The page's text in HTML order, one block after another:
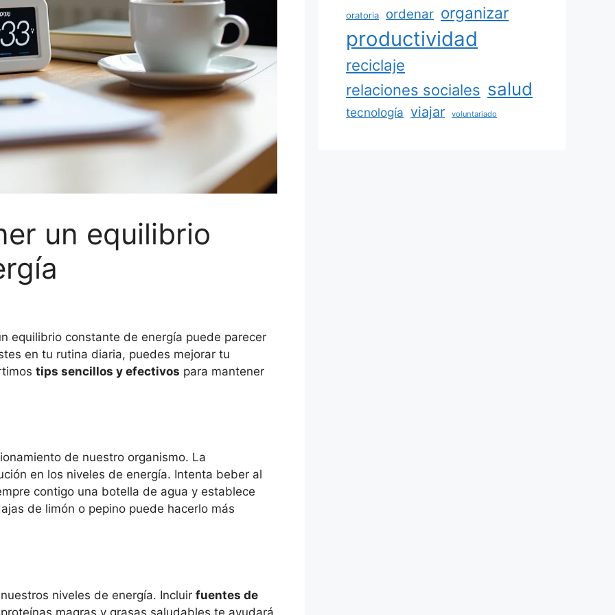
un equilibrio
equilibrio constante de energía puede parecer
en tu rutina diaria, puedes mejorar tu
tips sencillos y efectivos para mantener
de nuestro organismo. La
en los niveles de energía. Intenta beber al
contigo una botella de agua y establece
de limón o pepino puede hacerlo más
niveles de energía. Incluir fuentes de
magras y grasas saludables te ayudará
oratoria ordenar organizar
productividad
reciclaje
relaciones sociales salud
tecnología viajar voluntariado